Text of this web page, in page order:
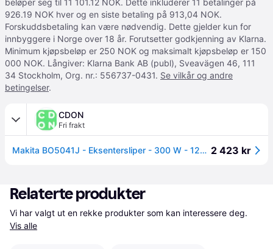
beløper seg til 11 101.12 NOK. Dette inkluderer 11 betalinger på
926.19 NOK hver og en siste betaling på 913,04 NOK.
Forskuddsbetaling kan være nødvendig. Dette gjelder kun for
innbyggere i Norge over 18 år. Forutsetter godkjenning av Klarna.
Minimum kjøpsbeløp er 250 NOK og maksimalt kjøpsbeløp er 150
000 NOK. Långiver: Klarna Bank AB (publ), Sveavägen 46, 111
34 Stockholm, Org. nr.: 556737-0431. Se vilkår og andre
betingelser.
CDON
Fri frakt
Makita BO5041J - Eksentersliper - 300 W - 125 mm 2 423 kr
Relaterte produkter
Vis alle